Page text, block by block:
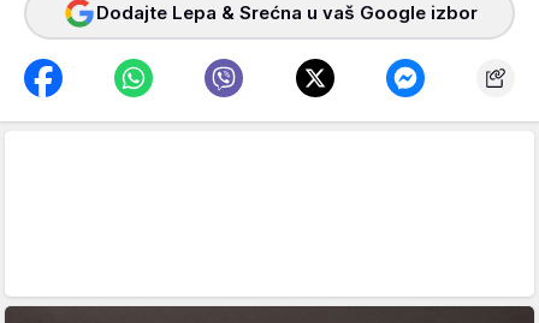
Dodajte Lepa & Srećna u vaš Google izbor